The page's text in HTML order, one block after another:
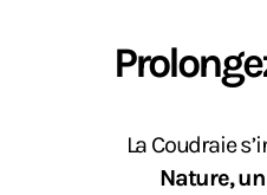
La Coudraie
Nature,